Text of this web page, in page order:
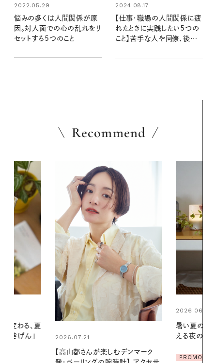
2022.05.29
悩みの多くは人間関係が原
因。対人面での心の乱れをリ
セットする5つのこと
2024.08.17
【仕事・職場の人間関係に疲
れたときに実践したい5つの
こと】苦手な人や同僚、後輩
いを円滑にするコツ
Recommend
2026.06.01
える夜の爽やかご褒美ケア
PROMOTION
2026.07.24
夏の髪と心
る【大人気の